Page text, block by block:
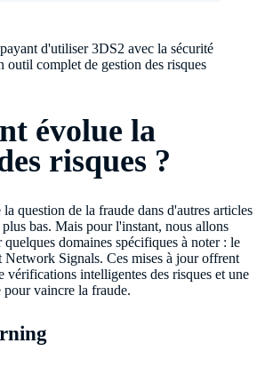
d'utiliser 3DS2 avec la sécurité
outil complet de gestion des risques
évolue la
risques ?
question de la fraude dans d'autres articles
bas. Mais pour l'instant, nous allons
quelques domaines spécifiques à noter : le
Network Signals. Ces mises à jour offrent
vérifications intelligentes des risques et une
vaincre la fraude.